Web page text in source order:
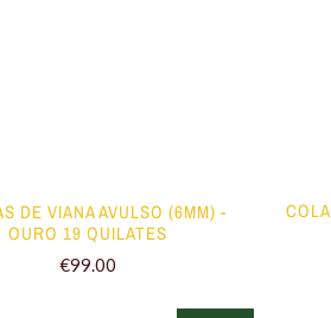
DE VIANA AVULSO (6MM) -
OURO 19 QUILATES
€99.00